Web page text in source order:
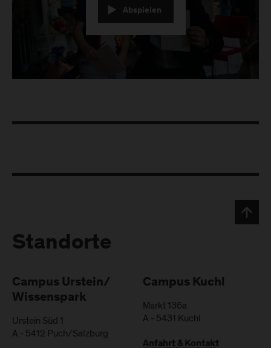
Abspielen
Standorte
Campus Urstein/
Wissenspark
Urstein Süd 1
A - 5412 Puch/Salzburg
Campus Kuchl
Markt 136a
A - 5431 Kuchl
Anfahrt & Kontakt